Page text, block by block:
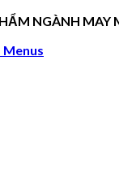
NGÀNH MAY
Menus